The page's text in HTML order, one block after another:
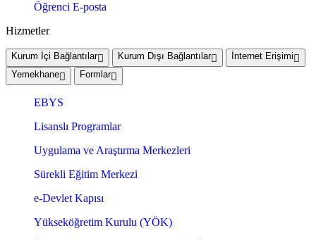
Öğrenci E-posta
Hizmetler
Kurum İçi Bağlantılar Kurum Dışı Bağlantılar
İnternet Erişimi
Yemekhane
Formlar
EBYS
Lisanslı Programlar
Uygulama ve Araştırma Merkezleri
Sürekli Eğitim Merkezi
e-Devlet Kapısı
Yükseköğretim Kurulu (YÖK)